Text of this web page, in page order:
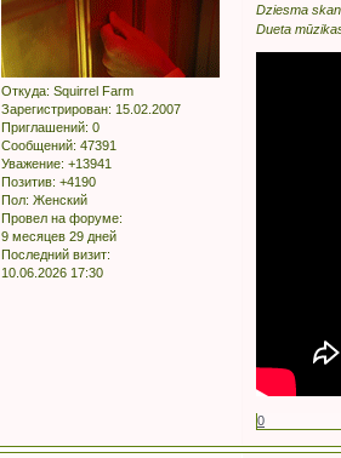
Откуда: Squirrel Farm
Зарегистрирован: 15.02.2007
Приглашений: 0
Сообщений: 47391
Уважение: +13941
Позитив: +4190
Пол: Женский
Провел на форуме:
9 месяцев 29 дней
Последний визит:
10.06.2026 17:30
Dziesma
Dueta
0